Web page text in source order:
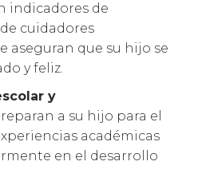
indicadores de
cuidadores
aseguran que su hijo se
y feliz.
y
a su hijo para el
académicas
en el desarrollo